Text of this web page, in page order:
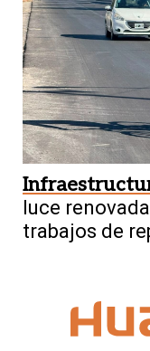
luce
trabajos de